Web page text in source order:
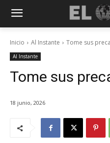
Inicio Al Instante Tome sus
Al Instante
Tome sus
18 junio, 2026